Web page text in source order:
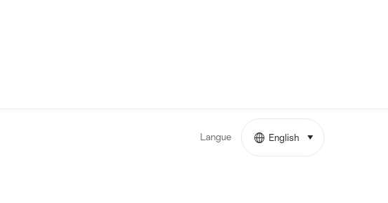
Langue English sélectionner